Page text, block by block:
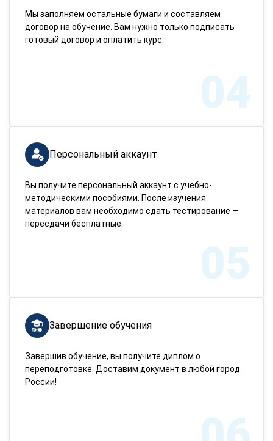
Мы заполняем остальные бумаги и составляем
договор на обучение. Вам нужно только подписать
готовый договор и оплатить курс.
04
Персональный аккаунт
Вы получите персональный аккаунт с учебно-
методическими пособиями. После изучения
материалов вам необходимо сдать тестирование —
пересдачи бесплатные.
05
Завершение обучения
Завершив обучение, вы получите диплом о
переподготовке. Доставим документ в любой город
России!